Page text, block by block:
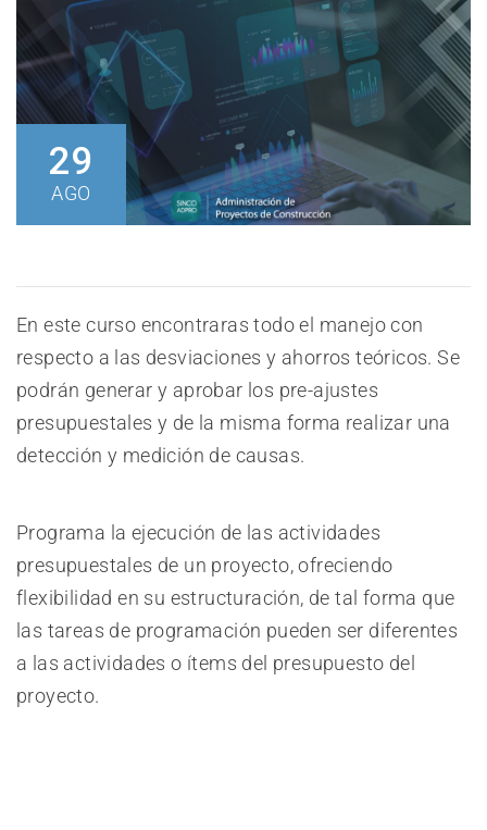
29
AGO
En este curso encontraras todo el manejo con
respecto a las desviaciones y ahorros teóricos. Se
podrán generar y aprobar los pre-ajustes
presupuestales y de la misma forma realizar una
detección y medición de causas.
Programa la ejecución de las actividades
presupuestales de un proyecto, ofreciendo
flexibilidad en su estructuración, de tal forma que
las tareas de programación pueden ser diferentes
a las actividades o ítems del presupuesto del
proyecto.